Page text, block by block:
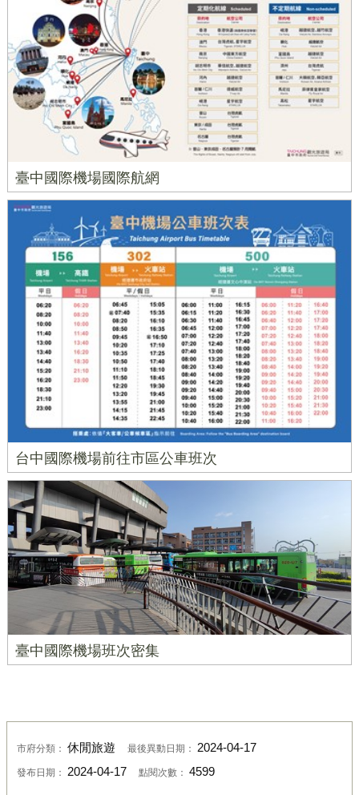
臺中國際機場國際航網
台中國際機場前往市區公車班次
臺中國際機場班次密集
市府分類： 休閒旅遊 最後異動日期： 2024-04-17
發布日期： 2024-04-17 點閱次數： 4599